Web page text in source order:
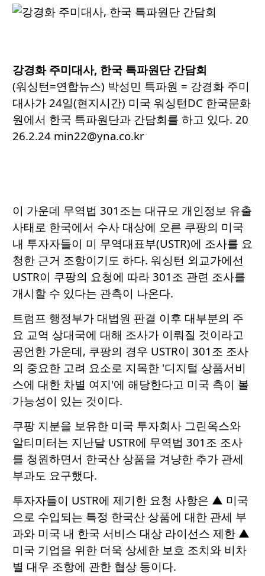
강경화 주미대사, 한국 특파원단 간담회
(워싱턴=연합뉴스) 박성민 특파원 = 강경화 주미
대사가 24일(현지시간) 미국 워싱턴DC 한국문화
원에서 한국 특파원단과 간담회를 하고 있다. 20
26.2.24 min22@yna.co.kr
이 가운데 무역법 301조는 대규모 개인정보 유출
사태로 한국에서 수사 대상에 오른 쿠팡의 미국
내 투자자들이 미 무역대표부(USTR)에 조사를 요
청한 근거 조항이기도 하다. 워싱턴 외교가에선
USTR이 쿠팡의 요청에 따라 301조 관련 조사를
개시할 수 있다는 관측이 나온다.
트럼프 행정부가 대법원 판결 이후 대부분의 주
요 교역 상대국에 대해 조사가 이뤄질 것이라고
공언한 가운데, 쿠팡의 경우 USTR이 301조 조사
의 중요한 고려 요소로 지목한 '디지털 상품서비
스에 대한 차별 여지'에 해당한다고 미국 측이 볼
가능성이 있는 것이다.
쿠팡 지분을 보유한 미국 투자회사 그린옥스와
알티미터는 지난달 USTR에 무역법 301조 조사
를 청원하면서 한국산 상품을 겨냥한 추가 관세
부과도 요구했다.
투자자들이 USTR에 제기한 요청 사항은 ▲ 미국
으로 수입되는 특정 한국산 상품에 대한 관세 부
과와 미국 내 한국 서비스 대상 라이선스 제한 ▲
미국 기업을 위한 더욱 상세한 보호 조치와 비차
별 대우 조항에 관한 협상 등이다.